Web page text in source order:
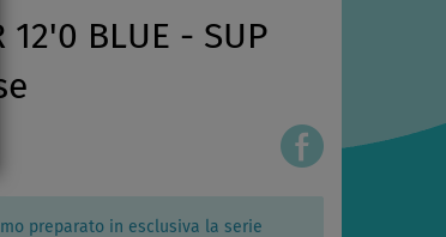
12'0 BLUE - SUP
preparato in esclusiva la serie